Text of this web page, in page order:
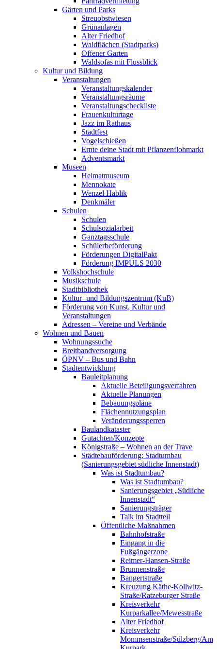
Gärten und Parks
Streuobstwiesen
Grünanlagen
Alter Friedhof
Waldflächen (Stadtparks)
Offener Garten
Waldsofas mit Flussblick
Kultur und Bildung
Veranstaltungen
Veranstaltungskalender
Veranstaltungsräume
Veranstaltungscheckliste
Frauenkulturtage
Jazz im Rathaus
Stadtfest
Vogelschießen
Ernte deine Stadt mit Pflanzenflohmarkt
Adventsmarkt
Museen
Heimatmuseum
Mennokate
Wenzel Hablik
Denkmäler
Schulen
Schulen
Schulsozialarbeit
Ganztagsschule
Schülerbeförderung
Förderungen DigitalPakt
Förderung IMPULS 2030
Volkshochschule
Musikschule
Stadtbibliothek
Kultur- und Bildungszentrum (KuB)
Förderung von Kunst, Kultur und
Veranstaltungen
Adressen – Vereine und Verbände
Wohnen und Bauen
Wohnungssuche
Breitbandversorgung
ÖPNV – Bus und Bahn
Stadtentwicklung
Bauleitplanung
Aktuelle Beteiligungsverfahren
Aktuelle Planungen
Bebauungspläne
Flächennutzungsplan
Veränderungssperren
Baulandkataster
Gutachten/Konzepte
Königstraße – Wohnen an der Trave
Städtebauförderung: Stadtumbau
(Sanierungsgebiet südliche Innenstadt)
Was ist Stadtumbau?
Was ist Stadtumbau?
Sanierungsgebiet „Südliche
Innenstadt“
Sanierungsträger
Talk im Stadtteil
Öffentliche Maßnahmen
Bahnhofstraße
Eingang in die
Fußgängerzone
Reimer-Hansen-Straße
Brunnenstraße
Bangertstraße
Kreuzung Käthe-Kollwitz-
Straße/Ratzeburger Straße
Kreisverkehr
Kurparkallee/Mewesstraße
Alter Friedhof
Kreisverkehr
Mommsenstraße/Sülzberg/Am